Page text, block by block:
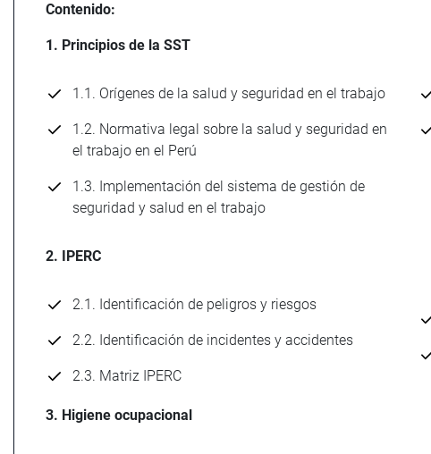
Contenido:
1. Principios de la SST
1.1. Orígenes de la salud y seguridad en el trabajo
1.2. Normativa legal sobre la salud y seguridad en
el trabajo en el Perú
1.3. Implementación del sistema de gestión de
seguridad y salud en el trabajo
2. IPERC
2.1. Identificación de peligros y riesgos
2.2. Identificación de incidentes y accidentes
2.3. Matriz IPERC
3. Higiene ocupacional